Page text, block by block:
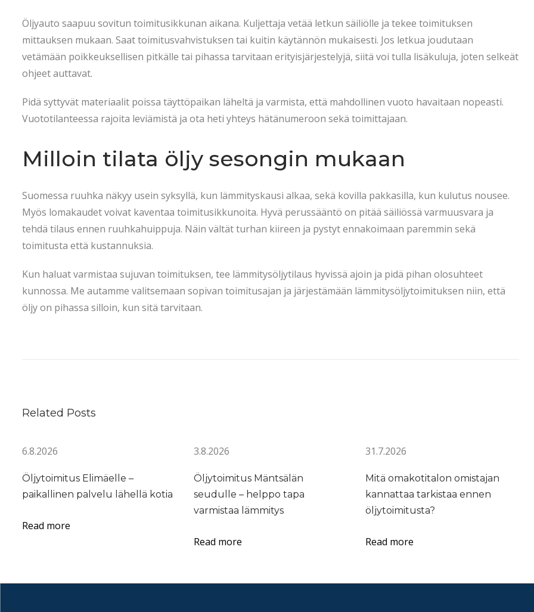
Öljyauto saapuu sovitun toimitusikkunan aikana. Kuljettaja vetää letkun säiliölle ja tekee toimituksen
mittauksen mukaan. Saat toimitusvahvistuksen tai kuitin käytännön mukaisesti. Jos letkua joudutaan
vetämään poikkeuksellisen pitkälle tai pihassa tarvitaan erityisjärjestelyjä, siitä voi tulla lisäkuluja, joten selkeät
ohjeet auttavat.
Pidä syttyvät materiaalit poissa täyttöpaikan läheltä ja varmista, että mahdollinen vuoto havaitaan nopeasti.
Vuototilanteessa rajoita leviämistä ja ota heti yhteys hätänumeroon sekä toimittajaan.
Milloin tilata öljy sesongin mukaan
Suomessa ruuhka näkyy usein syksyllä, kun lämmityskausi alkaa, sekä kovilla pakkasilla, kun kulutus nousee.
Myös lomakaudet voivat kaventaa toimitusikkunoita. Hyvä perussääntö on pitää säiliössä varmuusvara ja
tehdä tilaus ennen ruuhkahuippuja. Näin vältät turhan kiireen ja pystyt ennakoimaan paremmin sekä
toimitusta että kustannuksia.
Kun haluat varmistaa sujuvan toimituksen, tee lämmitysöljytilaus hyvissä ajoin ja pidä pihan olosuhteet
kunnossa. Me autamme valitsemaan sopivan toimitusajan ja järjestämään lämmitysöljytoimituksen niin, että
öljy on pihassa silloin, kun sitä tarvitaan.
t
s
ö
j
y
r
Related Posts
6.8.2026
Öljytoimitus Elimäelle –
paikallinen palvelu lähellä kotia
Read more
3.8.2026
Öljytoimitus Mäntsälän
seudulle – helppo tapa
varmistaa lämmitys
Read more
31.7.2026
Mitä omakotitalon omistajan
kannattaa tarkistaa ennen
öljytoimitusta?
Read more